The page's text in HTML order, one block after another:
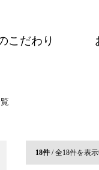
こだわり
18件 / 全18件を表